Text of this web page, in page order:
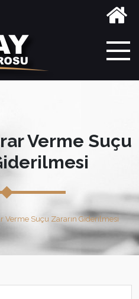
Verme Suçu
Verme Suçu Zararın Giderilmesi